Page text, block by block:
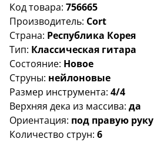
Код товара: 756665
Производитель: Cort
Страна: Республика Корея
Тип: Классическая гитара
Состояние: Новое
Струны: нейлоновые
Размер инструмента: 4/4
Верхняя дека из массива: да
Ориентация: под правую руку
Количество струн: 6